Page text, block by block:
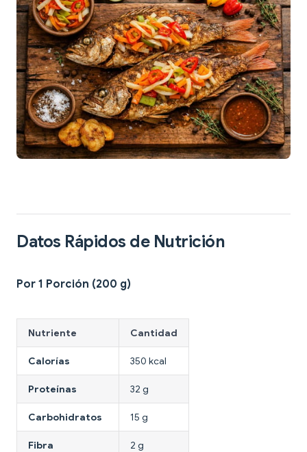
Datos Rápidos de Nutrición
Por 1 Porción (200 g)
Nutriente Cantidad
Calorías 350 kcal
Proteínas 32 g
Carbohidratos 15 g
Fibra 2 g